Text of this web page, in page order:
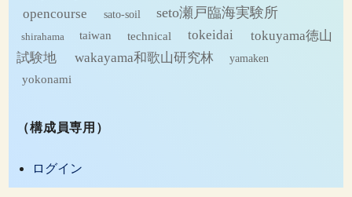
opencourse sato-soil seto瀬戸臨海実験所
shirahama taiwan technical tokeidai
tokuyama徳山
試験地
wakayama和歌山研究林
yamaken
yokonami
（構成員専用）
ログイン